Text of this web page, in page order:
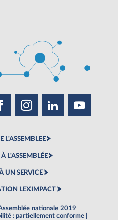
L'ASSEMBLEE
L'ASSEMBLÉE
UN SERVICE
LEXIMPACT
nationale 2019
: partiellement conforme